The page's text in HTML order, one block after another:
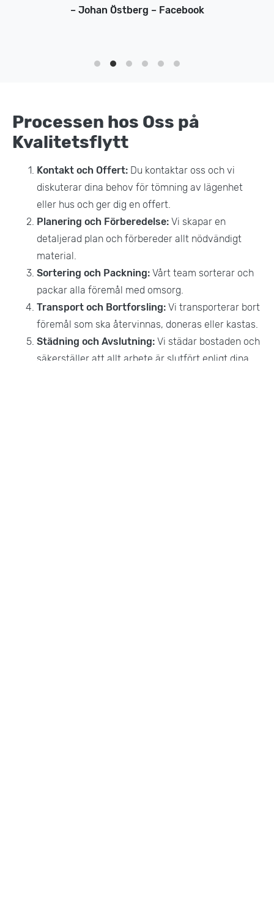
– Johan Östberg – Facebook
Processen hos Oss på
Kvalitetsflytt
Kontakt och Offert: Du kontaktar oss och vi
diskuterar dina behov för tömning av lägenhet
eller hus och ger dig en offert.
Planering och Förberedelse: Vi skapar en
detaljerad plan och förbereder allt nödvändigt
material.
Sortering och Packning: Vårt team sorterar och
packar alla föremål med omsorg.
Transport och Bortforsling: Vi transporterar bort
föremål som ska återvinnas, doneras eller kastas.
Städning och Avslutning: Vi städar bostaden och
säkerställer att allt arbete är slutfört enligt dina